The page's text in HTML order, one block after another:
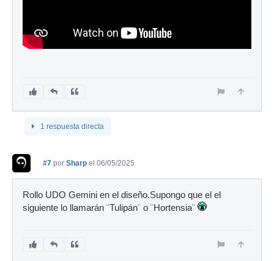
1 respuesta directa
#7 por Sharp el 06/05/2025
Rollo UDO Gemini en el diseño.Supongo que el el
siguiente lo llamarán ¨Tulipán¨ o ¨Hortensia¨